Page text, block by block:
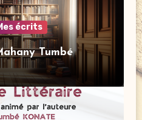
écrits
Tumbé